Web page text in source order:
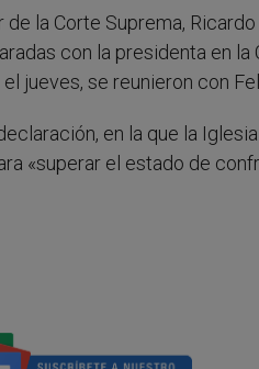
la Corte Suprema,
con la presidenta en la
jueves, se reunieron con
en la que la
«superar el estado de